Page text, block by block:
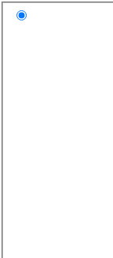
カラーを選択